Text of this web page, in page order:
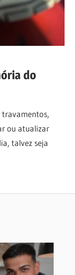
do
travamentos,
ou atualizar
talvez seja